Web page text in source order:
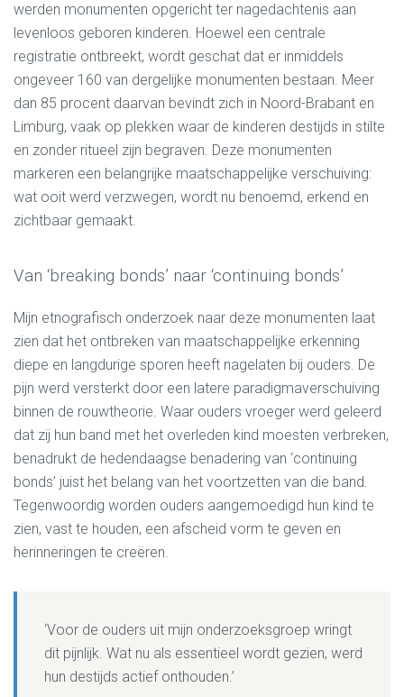
werden monumenten opgericht ter nagedachtenis aan
levenloos geboren kinderen. Hoewel een centrale
registratie ontbreekt, wordt geschat dat er inmiddels
ongeveer 160 van dergelijke monumenten bestaan. Meer
dan 85 procent daarvan bevindt zich in Noord-Brabant en
Limburg, vaak op plekken waar de kinderen destijds in stilte
en zonder ritueel zijn begraven. Deze monumenten
markeren een belangrijke maatschappelijke verschuiving:
wat ooit werd verzwegen, wordt nu benoemd, erkend en
zichtbaar gemaakt.
Van ‘breaking bonds’ naar ‘continuing bonds’
Mijn etnografisch onderzoek naar deze monumenten laat
zien dat het ontbreken van maatschappelijke erkenning
diepe en langdurige sporen heeft nagelaten bij ouders. De
pijn werd versterkt door een latere paradigmaverschuiving
binnen de rouwtheorie. Waar ouders vroeger werd geleerd
dat zij hun band met het overleden kind moesten verbreken,
benadrukt de hedendaagse benadering van ‘continuing
bonds’ juist het belang van het voortzetten van die band.
Tegenwoordig worden ouders aangemoedigd hun kind te
zien, vast te houden, een afscheid vorm te geven en
herinneringen te creëren.
‘Voor de ouders uit mijn onderzoeksgroep wringt
dit pijnlijk. Wat nu als essentieel wordt gezien, werd
hun destijds actief onthouden.’